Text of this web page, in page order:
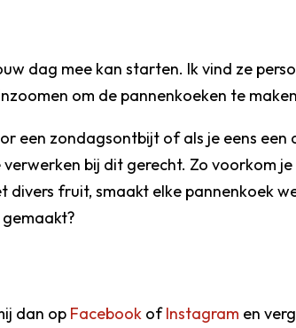
dag mee kan starten. Ik vind ze
om de pannenkoeken te
een zondagsontbijt of als je eens
bij dit gerecht. Zo voorkom
divers fruit, smaakt elke pannenkoek
dan op Facebook ofInstagram en